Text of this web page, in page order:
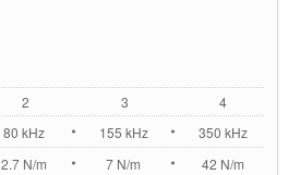
2 3
4
80 kHz 155 kHz
350 kHz
2.7 N/m 7 N/m
42 N/m